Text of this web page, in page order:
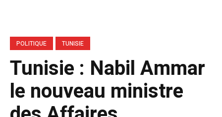
POLITIQUE TUNISIE
Tunisie : Nabil Ammar
le nouveau ministre